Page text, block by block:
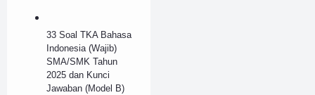
33 Soal TKA Bahasa
Indonesia (Wajib)
SMA/SMK Tahun
2025 dan Kunci
Jawaban (Model B)